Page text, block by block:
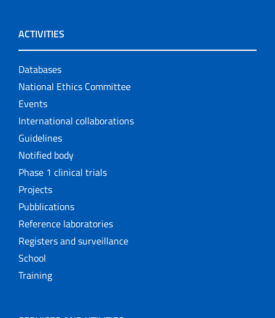
ACTIVITIES
Databases
National Ethics Committee
Events
International collaborations
Guidelines
Notified body
Phase 1 clinical trials
Projects
Pubblications
Reference laboratories
Registers and surveillance
School
Training